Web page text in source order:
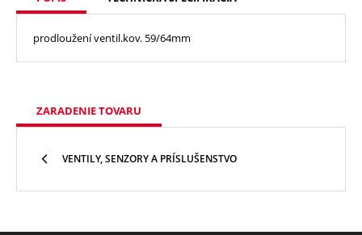
prodloužení ventil.kov. 59/64mm
ZARADENIE TOVARU
VENTILY, SENZORY A PRÍSLUŠENSTVO